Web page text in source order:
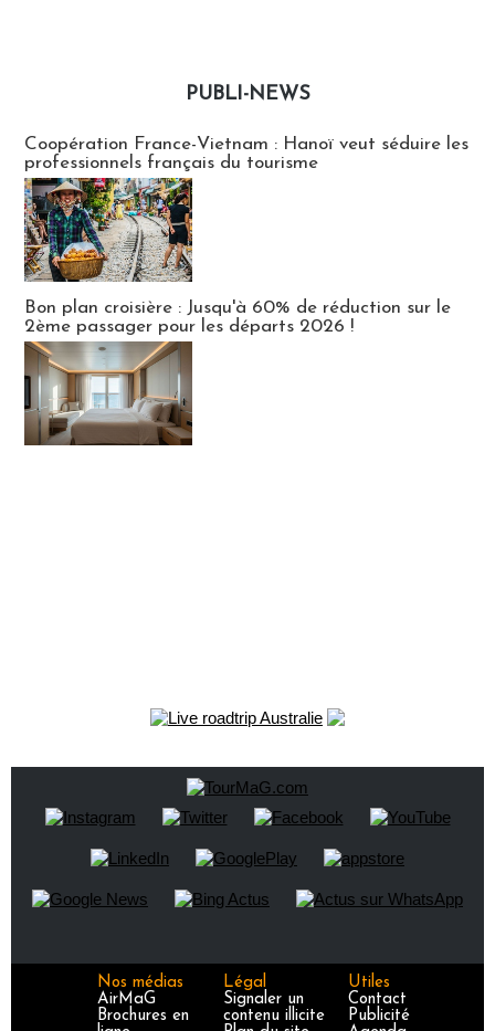
PUBLI-NEWS
Coopération France-Vietnam : Hanoï veut séduire les
professionnels français du tourisme
Bon plan croisière : Jusqu'à 60% de réduction sur le
2ème passager pour les départs 2026 !
Nos médias
AirMaG
Brochures en
Légal
Signaler un
contenu illicite
Utiles
Contact
Publicité